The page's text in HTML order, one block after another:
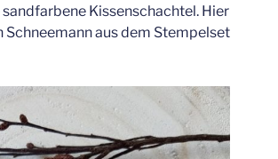
Kissenschachtel. Hier
aus dem Stempelset